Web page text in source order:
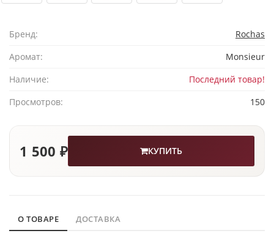
Бренд:
Rochas
Аромат:
Monsieur
Наличие:
Последний товар!
Просмотров:
150
1 500 ₽ КУПИТЬ
О ТОВАРЕ ДОСТАВКА